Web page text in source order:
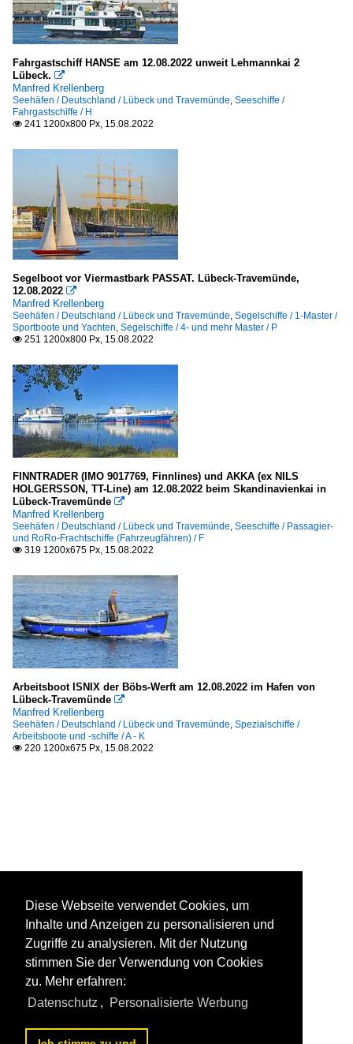
Fahrgastschiff HANSE am 12.08.2022 unweit Lehmannkai 2
Lübeck. 
Manfred Krellenberg
Seehäfen / Deutschland / Lübeck und Travemünde, Seeschiffe /
Fahrgastschiffe / H
 241 1200x800 Px, 15.08.2022
Segelboot vor Viermastbark PASSAT. Lübeck-Travemünde,
12.08.2022 
Manfred Krellenberg
Seehäfen / Deutschland / Lübeck und Travemünde, Segelschiffe / 1-Master /
Sportboote und Yachten, Segelschiffe / 4- und mehr Master / P
 251 1200x800 Px, 15.08.2022
FINNTRADER (IMO 9017769, Finnlines) und AKKA (ex NILS
HOLGERSSON, TT-Line) am 12.08.2022 beim Skandinavienkai in
Lübeck-Travemünde 
Manfred Krellenberg
Seehäfen / Deutschland / Lübeck und Travemünde, Seeschiffe / Passagier-
und RoRo-Frachtschiffe (Fahrzeugfähren) / F
 319 1200x675 Px, 15.08.2022
Arbeitsboot ISNIX der Böbs-Werft am 12.08.2022 im Hafen von
Lübeck-Travemünde 
Manfred Krellenberg
Seehäfen / Deutschland / Lübeck und Travemünde, Spezialschiffe /
Arbeitsboote und -schiffe / A - K
 220 1200x675 Px, 15.08.2022
Diese Webseite verwendet Cookies, um
Inhalte und Anzeigen zu personalisieren und
Zugriffe zu analysieren. Mit der Nutzung
stimmen Sie der Verwendung von Cookies
zu. Mehr erfahren:
Datenschutz , Personalisierte Werbung